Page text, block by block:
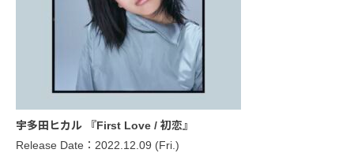
宇多田ヒカル 『First Love / 初恋』
Release Date：2022.12.09 (Fri.)